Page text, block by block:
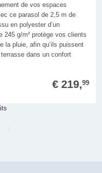
de vos espaces
ce parasol de 2,5 m de
en polyester d’un
245 g/m² protège vos clients
la pluie, afin qu’ils puissent
dans un confort
€ 219,99